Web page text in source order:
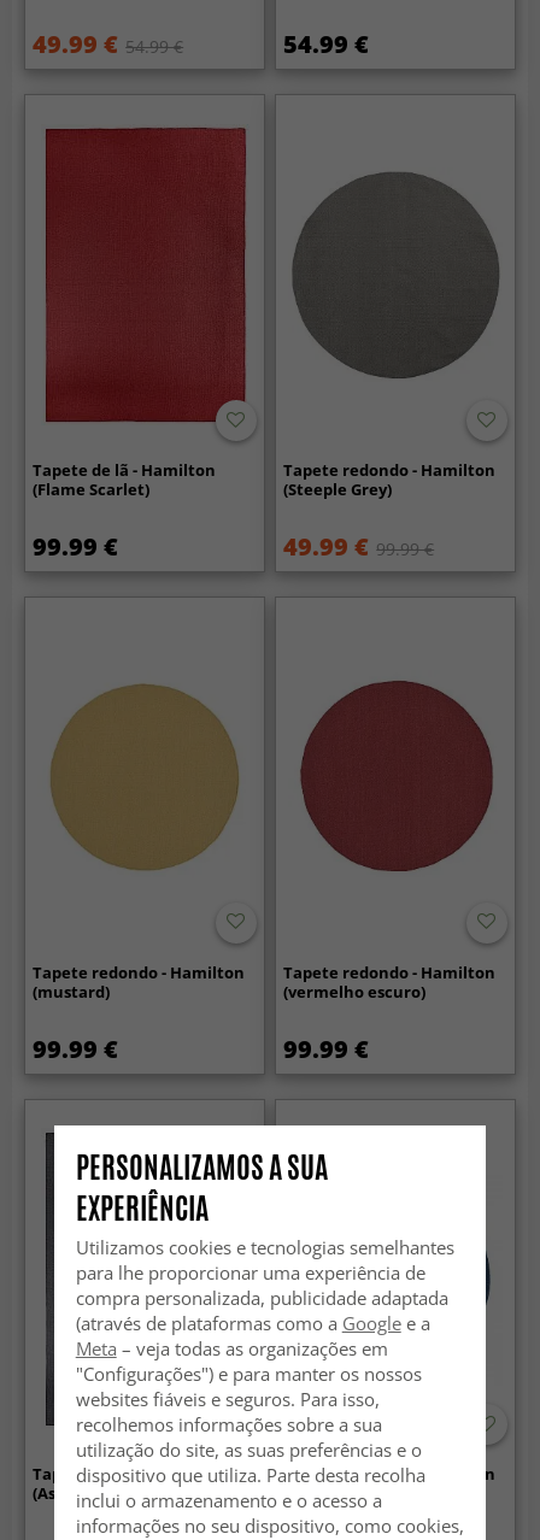
49.99 € 54.99 € 54.99 €
Tapete de lã - Hamilton
(Flame Scarlet)
99.99 €
Tapete redondo - Hamilton
(Steeple Grey)
49.99 € 99.99 €
Tapete redondo - Hamilton
(mustard)
99.99 €
Tapete redondo - Hamilton
(vermelho escuro)
99.99 €
Tapete de lã - Hamilton
(Asphalt)
Tapete redondo - Hamilton
(azul-marinho)
PERSONALIZAMOS A SUA
EXPERIÊNCIA
Utilizamos cookies e tecnologias semelhantes
para lhe proporcionar uma experiência de
compra personalizada, publicidade adaptada
(através de plataformas como a Googlee a
Meta – veja todas as organizações em
"Configurações") e para manter os nossos
websites fiáveis e seguros. Para isso,
recolhemos informações sobre a sua
utilização do site, as suas preferências e o
dispositivo que utiliza. Parte desta recolha
inclui o armazenamento e o acesso a
informações no seu dispositivo, como cookies,